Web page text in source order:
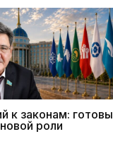
к законам: готовы
роли